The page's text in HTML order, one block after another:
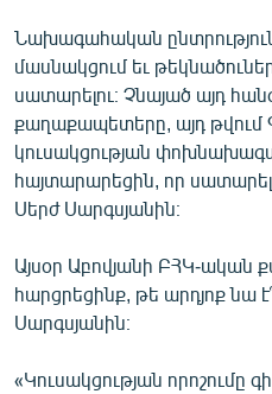
Նախագահական
մասնակցում եւ
սատարելու։ Չնայած այդ
քաղաքապետերը, այդ թվում
կուսակցության
հայտարարեցին, որ
Սերժ Սարգսյանին։
Այսօր Աբովյանի ԲՀԿ-ական
հարցրեցինք, թե արդյոք նա
Սարգսյանին։
«Կուսակցության որոշումը